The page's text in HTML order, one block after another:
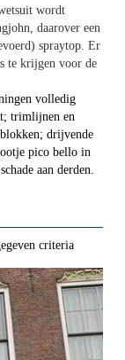
wordt
daarover een
spraytop. Er
te krijgen voor de
volledig
trimlijnen en
drijvende
pico bello in
aan derden.
criteria